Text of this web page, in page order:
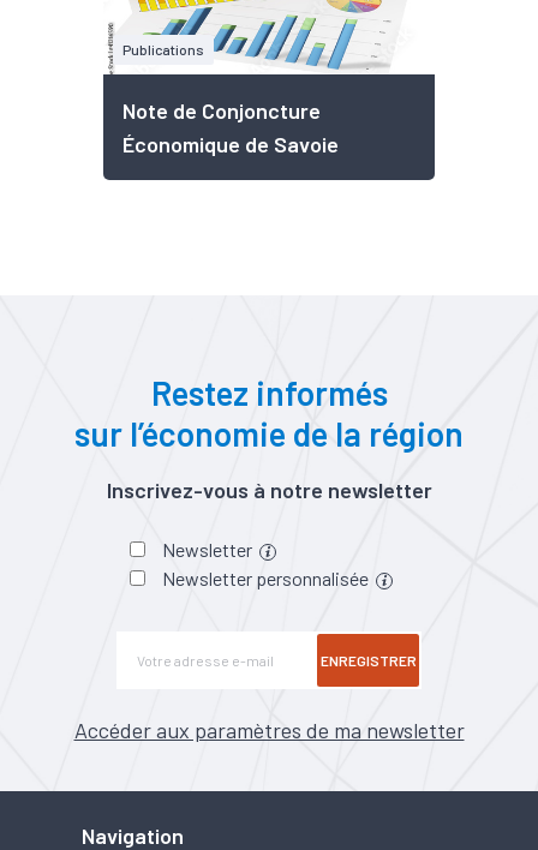
Publications
Note de Conjoncture
Économique de Savoie
Restez informés
sur l’économie de la région
Inscrivez-vous à notre newsletter
Newsletter
Newsletter personnalisée
ENREGISTRER
Accéder aux paramètres de ma newsletter
Navigation